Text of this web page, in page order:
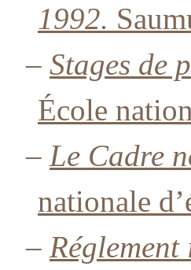
1992.
– Stages de
École
– Le Cadre
nationale
–